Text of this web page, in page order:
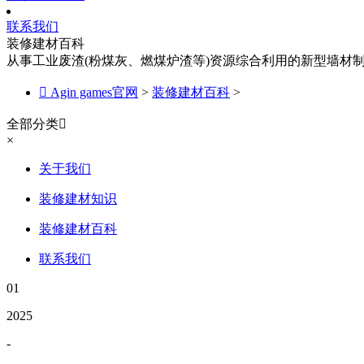
联系我们
装修建材百科
从事工业废渣(粉煤灰、燃煤炉渣等)资源综合利用的新型墙材
 Agin games官网 > 装修建材百科 >
全部分类
×
关于我们
装修建材知识
装修建材百科
联系我们
01
2025
-